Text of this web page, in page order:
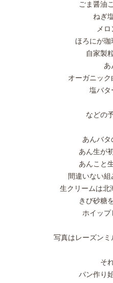
ごま醤油
ねぎ
メロ
ほろにが珈
自家製
あ
オーガニッ
塩バタ
などの
あんバタ
あん生が
あんこと
間違いない組
生クリームは北
きび砂糖
ホイップ
写真はレーズンミ
そ
パン作り